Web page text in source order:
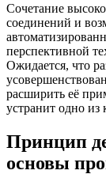
Сочетание
соединений и
перспективной
Ожидается, что
расширить её
устранит одно
Принцип
основы